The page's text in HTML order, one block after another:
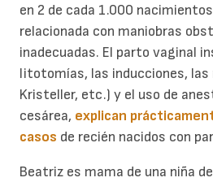
en 2 de cada 1.000
relacionada con maniobras
inadecuadas. El parto vaginal
litotomías, las inducciones, las
Kristeller, etc.) y el uso de
cesárea, explican
casos de recién nacidos con
Beatriz es mama de una niña